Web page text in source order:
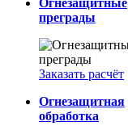
преграды
Заказать расчёт
Огнезащитная
обработка